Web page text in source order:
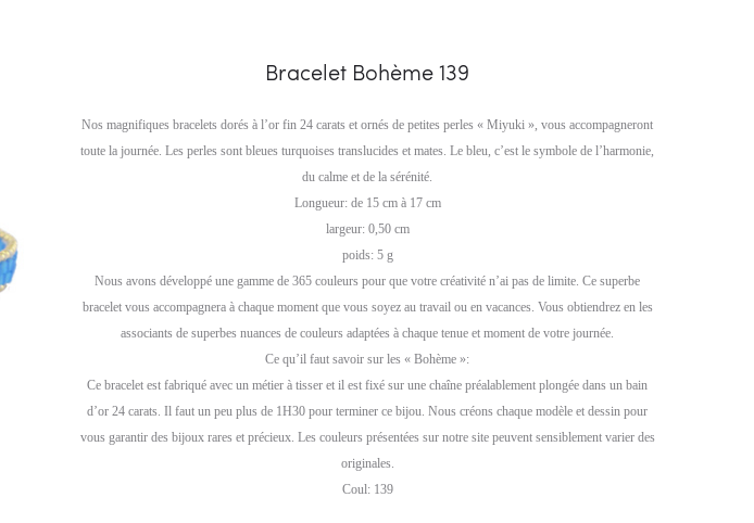
Bracelet Bohème 139
Nos magnifiques bracelets dorés à l’or fin 24 carats et ornés de petites perles « Miyuki », vous accompagneront
toute la journée. Les perles sont bleues turquoises translucides et mates. Le bleu, c’est le symbole de l’harmonie,
du calme et de la sérénité.
Longueur: de 15 cm à 17 cm
largeur: 0,50 cm
poids: 5 g
Nous avons développé une gamme de 365 couleurs pour que votre créativité n’ai pas de limite. Ce superbe
bracelet vous accompagnera à chaque moment que vous soyez au travail ou en vacances. Vous obtiendrez en les
associants de superbes nuances de couleurs adaptées à chaque tenue et moment de votre journée.
Ce qu’il faut savoir sur les « Bohème »:
Ce bracelet est fabriqué avec un métier à tisser et il est fixé sur une chaîne préalablement plongée dans un bain
d’or 24 carats. Il faut un peu plus de 1H30 pour terminer ce bijou. Nous créons chaque modèle et dessin pour
vous garantir des bijoux rares et précieux. Les couleurs présentées sur notre site peuvent sensiblement varier des
originales.
Coul: 139